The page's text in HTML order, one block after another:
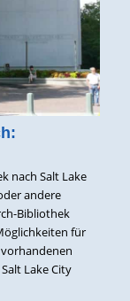
nach Salt Lake
andere
Bibliothek
für
Lake City